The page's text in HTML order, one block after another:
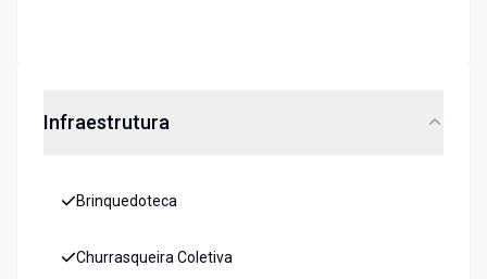
Infraestrutura
Brinquedoteca
Churrasqueira Coletiva